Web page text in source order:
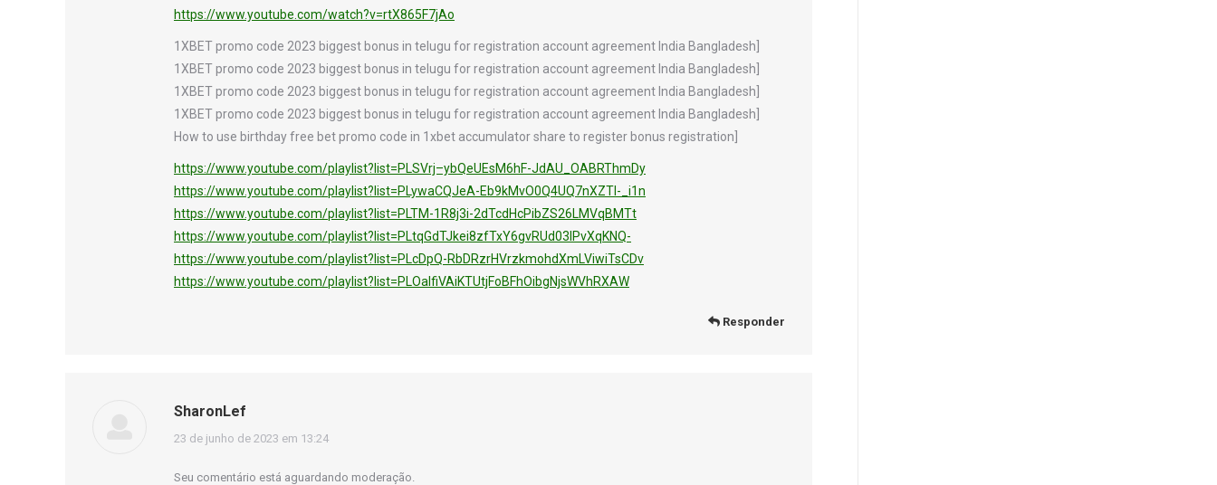
https://www.youtube.com/watch?v=rtX865F7jAo
1XBET promo code 2023 biggest bonus in telugu for registration account agreement India Bangladesh]
1XBET promo code 2023 biggest bonus in telugu for registration account agreement India Bangladesh]
1XBET promo code 2023 biggest bonus in telugu for registration account agreement India Bangladesh]
1XBET promo code 2023 biggest bonus in telugu for registration account agreement India Bangladesh]
How to use birthday free bet promo code in 1xbet accumulator share to register bonus registration]
https://www.youtube.com/playlist?list=PLSVrj–ybQeUEsM6hF-JdAU_OABRThmDy
https://www.youtube.com/playlist?list=PLywaCQJeA-Eb9kMvO0Q4UQ7nXZTI-_i1n
https://www.youtube.com/playlist?list=PLTM-1R8j3i-2dTcdHcPibZS26LMVqBMTt
https://www.youtube.com/playlist?list=PLtqGdTJkei8zfTxY6gvRUd03lPvXqKNQ-
https://www.youtube.com/playlist?list=PLcDpQ-RbDRzrHVrzkmohdXmLViwiTsCDv
https://www.youtube.com/playlist?list=PLOalfiVAiKTUtjFoBFhOibgNjsWVhRXAW
Responder
SharonLef
disse:
23 de junho de 2023 em 13:24
Seu comentário está aguardando moderação.